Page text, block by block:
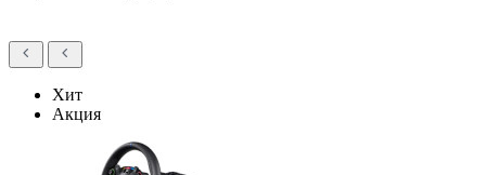
Хит
Акция